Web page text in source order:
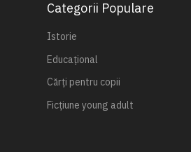
Categorii Populare
Istorie
Educațional
Cărți pentru copii
Ficțiune young adult